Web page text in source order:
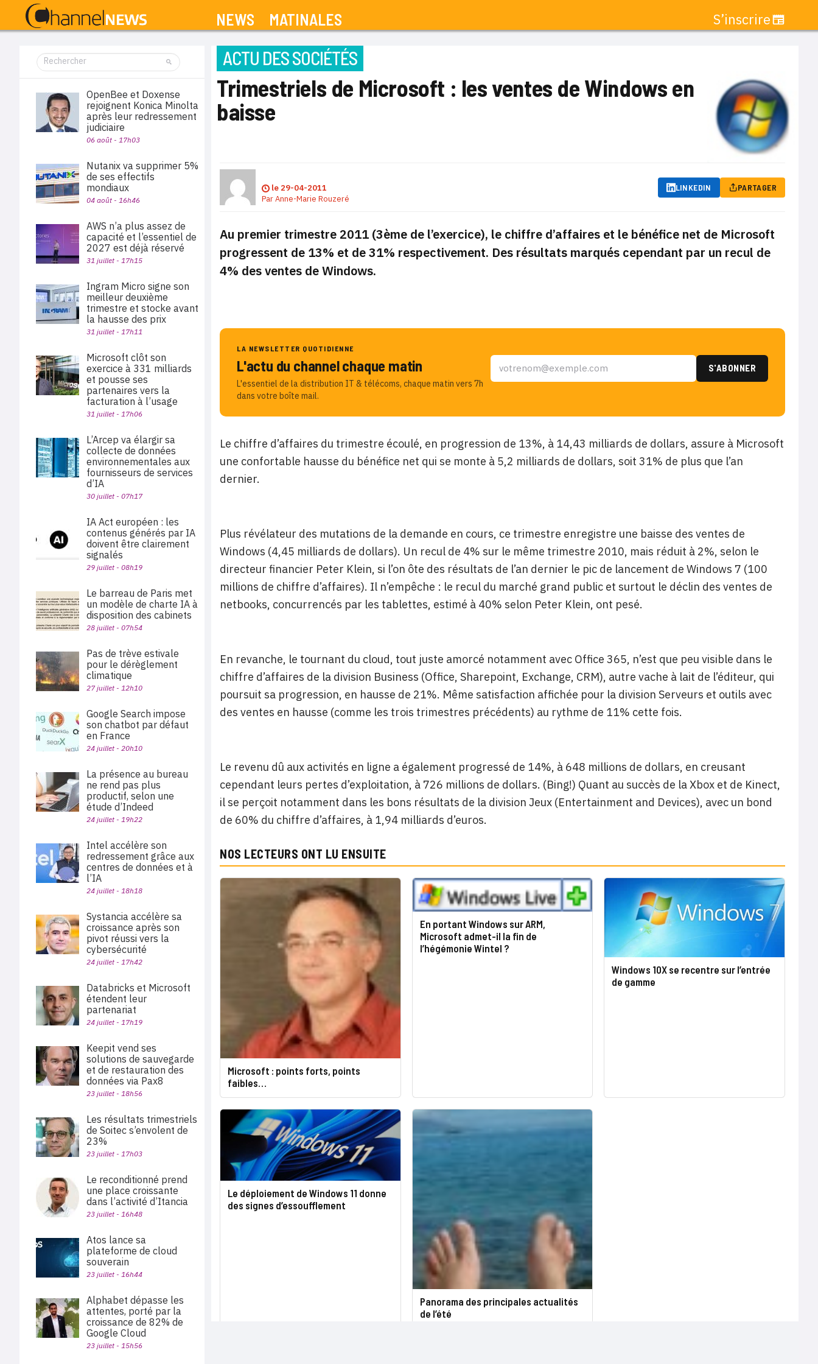
NEWS MATINALES S’inscrire
ACTU DES SOCIÉTÉS
Trimestriels de Microsoft : les ventes de Windows en
baisse
le 29-04-2011
ParAnne-Marie Rouzeré
LINKEDIN PARTAGER
Au premier trimestre 2011 (3ème de l’exercice), le chiffre d’affaires et le bénéfice net de Microsoft
progressent de 13% et de 31% respectivement. Des résultats marqués cependant par un recul de
4% des ventes de Windows.
LA NEWSLETTER QUOTIDIENNE
L'actu du channel chaque matin
L'essentiel de la distribution IT & télécoms, chaque matin vers 7h
dans votre boîte mail.
Le chiffre d’affaires du trimestre écoulé, en progression de 13%, à 14,43 milliards de dollars, assure à Microsoft
une confortable hausse du bénéfice net qui se monte à 5,2 milliards de dollars, soit 31% de plus que l’an
dernier.
Plus révélateur des mutations de la demande en cours, ce trimestre enregistre une baisse des ventes de
Windows (4,45 milliards de dollars). Un recul de 4% sur le même trimestre 2010, mais réduit à 2%, selon le
directeur financier Peter Klein, si l’on ôte des résultats de l’an dernier le pic de lancement de Windows 7 (100
millions de chiffre d’affaires). Il n’empêche : le recul du marché grand public et surtout le déclin des ventes de
netbooks, concurrencés par les tablettes, estimé à 40% selon Peter Klein, ont pesé.
En revanche, le tournant du cloud, tout juste amorcé notamment avec Office 365, n’est que peu visible dans le
chiffre d’affaires de la division Business (Office, Sharepoint, Exchange, CRM), autre vache à lait de l’éditeur, qui
poursuit sa progression, en hausse de 21%. Même satisfaction affichée pour la division Serveurs et outils avec
des ventes en hausse (comme les trois trimestres précédents) au rythme de 11% cette fois.
Le revenu dû aux activités en ligne a également progressé de 14%, à 648 millions de dollars, en creusant
cependant leurs pertes d’exploitation, à 726 millions de dollars. (Bing!) Quant au succès de la Xbox et de Kinect,
il se perçoit notamment dans les bons résultats de la division Jeux (Entertainment and Devices), avec un bond
de 60% du chiffre d’affaires, à 1,94 milliards d’euros.
NOS LECTEURS ONT LU ENSUITE
Microsoft : points forts, points
faibles…
En portant Windows sur ARM,
Microsoft admet-il la fin de
l’hégémonie Wintel ?
Windows 10X se recentre sur l’entrée
de gamme
Le déploiement de Windows 11 donne
des signes d’essoufflement
Panorama des principales actualités
de l’été
OpenBee et Doxense
rejoignent Konica Minolta
après leur redressement
judiciaire
06 août - 17h03
Nutanix va supprimer 5%
de ses effectifs
mondiaux
04 août - 16h46
AWS n’a plus assez de
capacité et l’essentiel de
2027 est déjà réservé
31 juillet - 17h15
Ingram Micro signe son
meilleur deuxième
trimestre et stocke avant
la hausse des prix
31 juillet - 17h11
Microsoft clôt son
exercice à 331 milliards
et pousse ses
partenaires vers la
facturation à l’usage
31 juillet - 17h06
L’Arcep va élargir sa
collecte de données
environnementales aux
fournisseurs de services
d’IA
30 juillet - 07h17
IA Act européen : les
contenus générés par IA
doivent être clairement
signalés
29 juillet - 08h19
Le barreau de Paris met
un modèle de charte IA à
disposition des cabinets
28 juillet - 07h54
Pas de trève estivale
pour le dérèglement
climatique
27 juillet - 12h10
Google Search impose
son chatbot par défaut
en France
24 juillet - 20h10
La présence au bureau
ne rend pas plus
productif, selon une
étude d’Indeed
24 juillet - 19h22
Intel accélère son
redressement grâce aux
centres de données et à
l’IA
24 juillet - 18h18
Systancia accélère sa
croissance après son
pivot réussi vers la
cybersécurité
24 juillet - 17h42
Databricks et Microsoft
étendent leur
partenariat
24 juillet - 17h19
Keepit vend ses
solutions de sauvegarde
et de restauration des
données via Pax8
23 juillet - 18h56
Les résultats trimestriels
de Soitec s’envolent de
23%
23 juillet - 17h03
Le reconditionné prend
une place croissante
dans l’activité d’Itancia
23 juillet - 16h48
Atos lance sa
plateforme de cloud
souverain
23 juillet - 16h44
Alphabet dépasse les
attentes, porté par la
croissance de 82% de
Google Cloud
23 juillet - 15h56